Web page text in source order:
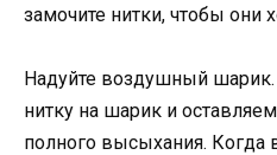
замочите нитки, чтобы они
Надуйте воздушный
нитку на шарик и
полного высыхания. Когда